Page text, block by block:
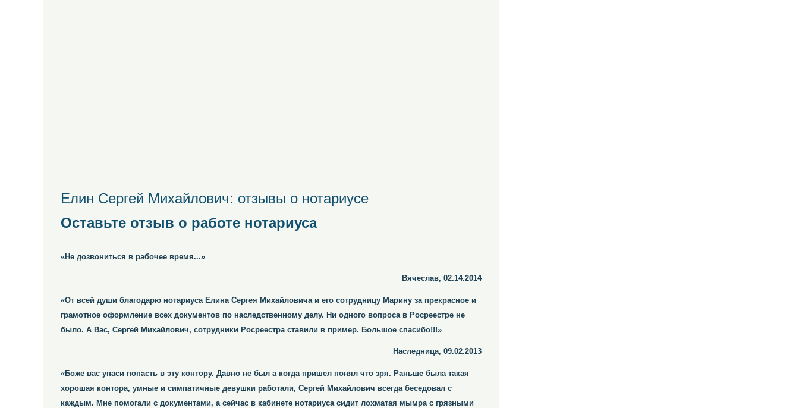
Елин Сергей Михайлович: отзывы о нотариусе
Оставьте отзыв о работе нотариуса
«Не дозвониться в рабочее время...»
Вячеслав, 02.14.2014
«От всей души благодарю нотариуса Елина Сергея Михайловича и его сотрудницу Марину за прекрасное и
грамотное оформление всех документов по наследственному делу. Ни одного вопроса в Росреестре не
было. А Вас, Сергей Михайлович, сотрудники Росреестра ставили в пример. Большое спасибо!!!»
Наследница, 09.02.2013
«Боже вас упаси попасть в эту контору. Давно не был а когда пришел понял что зря. Раньше была такая
хорошая контора, умные и симпатичные девушки работали, Сергей Михайлович всегда беседовал с
каждым. Мне помогали с документами, а сейчас в кабинете нотариуса сидит лохматая мымра с грязными